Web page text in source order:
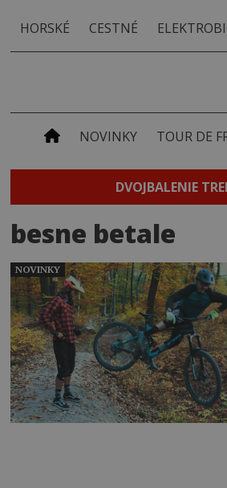
HORSKÉ CESTNÉ
NOVINKY TOUR DE
DVOJBALENIE
besne betale
NOVINKY